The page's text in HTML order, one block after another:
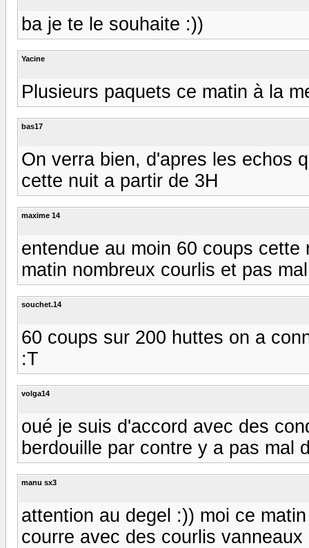
ba je te le souhaite :))
Yacine
Plusieurs paquets ce matin à la
bas17
On verra bien, d'apres les echos
cette nuit a partir de 3H
maxime 14
entendue au moin 60 coups
matin nombreux courlis et pas
souchet.14
60 coups sur 200 huttes on a
:T
volga14
oué je suis d'accord avec des
berdouille par contre y a pas mal
manu sx3
attention au degel :)) moi ce
courre avec des courlis